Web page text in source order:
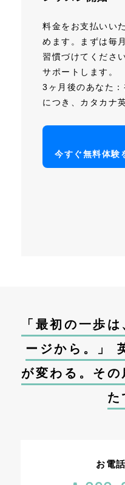
料金をお支払いい
めます。まずは毎
習慣づけてくださ
サポートします。
3ヶ月後のあなた
につき、カタカナ
今すぐ無料体験
「最初の一歩
ージから。」
が変わる。そ
た
お電